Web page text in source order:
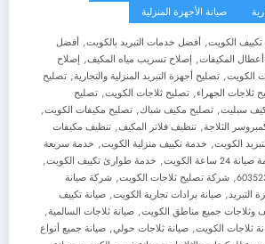
صيانة الأجهزة المنزلية
الكويت, أفضل خدمات التبريد بالكويت, أفضل
المكيفات, إصلاح تسريب مياه المكيف, إصلاح
الكويت, تصليح أجهزة التبريد المنزلية والتجارية, تصليح
ثلاجات الجهراء, تصليح ثلاجات الكويت, تصليح
سبليت, تصليح مكيف شباك, تصليح مكيفات الكويت,
الثلاجة, تنظيف فلاتر المكيف, تنظيف مكيفات
الكويت, خدمة تكييف منزلية الكويت, خدمة سريعة
24 ساعة الكويت , خدمة طوارئ تكييف الكويت,
, شركة تصليح ثلاجات الكويت, شركة صيانة
التبريد, صيانة برادات تجارية الكويت, صيانة تكييف
وثلاجات جميع مناطق الكويت, صيانة ثلاجات السالمية,
ثلاجات الكويت, صيانة ثلاجات حولي, صيانة جميع أنواع